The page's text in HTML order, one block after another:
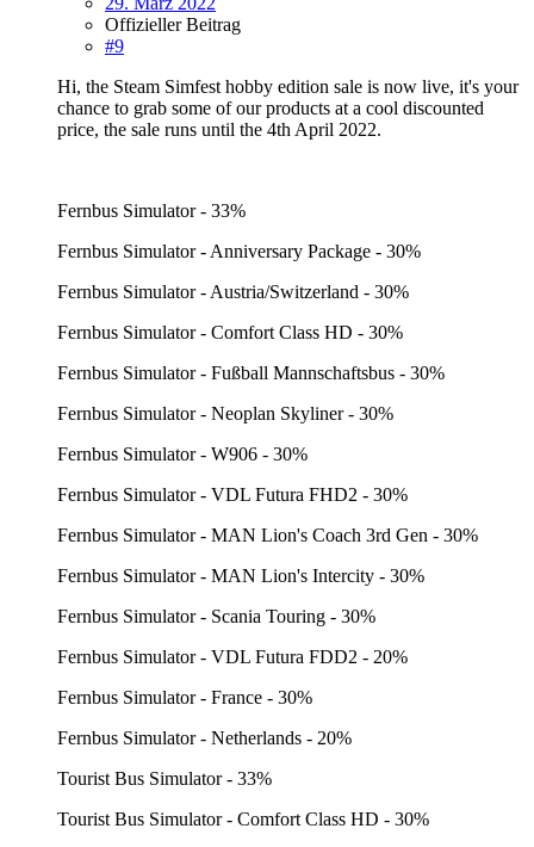
Offizieller Beitrag
#9
Hi, the Steam Simfest hobby edition sale is now live, it's your
chance to grab some of our products at a cool discounted
price, the sale runs until the 4th April 2022.
Fernbus Simulator - 33%
Fernbus Simulator - Anniversary Package - 30%
Fernbus Simulator - Austria/Switzerland - 30%
Fernbus Simulator - Comfort Class HD - 30%
Fernbus Simulator - Fußball Mannschaftsbus - 30%
Fernbus Simulator - Neoplan Skyliner - 30%
Fernbus Simulator - W906 - 30%
Fernbus Simulator - VDL Futura FHD2 - 30%
Fernbus Simulator - MAN Lion's Coach 3rd Gen - 30%
Fernbus Simulator - MAN Lion's Intercity - 30%
Fernbus Simulator - Scania Touring - 30%
Fernbus Simulator - VDL Futura FDD2 - 20%
Fernbus Simulator - France - 30%
Fernbus Simulator - Netherlands - 20%
Tourist Bus Simulator - 33%
Tourist Bus Simulator - Comfort Class HD - 30%